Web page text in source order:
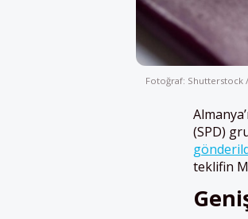
Fotoğraf: Shutterstock
(SPD)
teklifin